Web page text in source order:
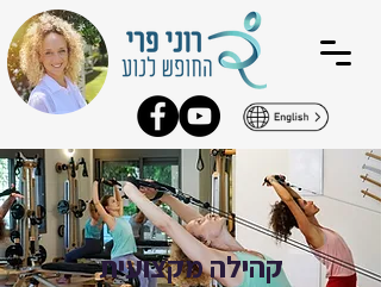
קהילה מקצועית